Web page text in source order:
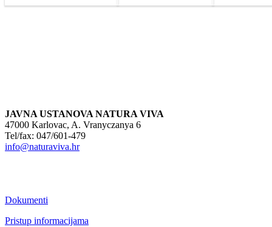
JAVNA USTANOVA NATURA VIVA
47000 Karlovac, A. Vranyczanya 6
Tel/fax: 047/601-479
info@naturaviva.hr
Dokumenti
Pristup informacijama